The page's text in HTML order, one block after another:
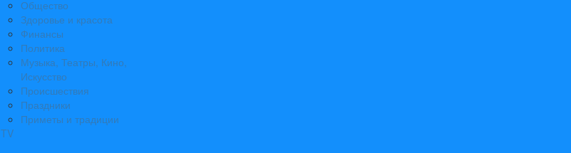
Общество
Здоровье и красота
Финансы
Политика
Музыка, Театры, Кино,
Искусство
Происшествия
Праздники
Приметы и традиции
TV